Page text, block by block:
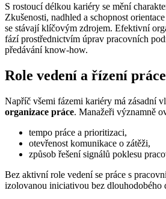
S rostoucí délkou kariéry se mění
Zkušenosti, nadhled a schopnost
se stávají klíčovým zdrojem. Efektivní
fází prostřednictvím úprav pracovních
předávání know-how.
Role vedení a řízení práce
Napříč všemi fázemi kariéry má zásadní
organizace práce. Manažeři významně
tempo práce a prioritizaci,
otevřenost komunikace o zátěži,
způsob řešení signálů poklesu
Bez aktivní role vedení se práce s
izolovanou iniciativou bez dlouhodobého